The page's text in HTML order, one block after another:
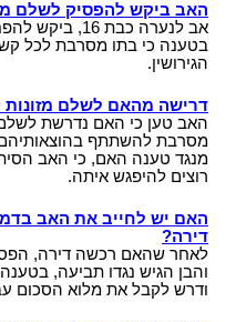
האב ביקש להפסיק לשלם
אב לנערה כבת
בטענה כי בתו מסרבת לכל
הגירושין.
דרישה מהאם לשלם מזונות
האב טען כי האם נדרשת לשלם
מסרבת להשתתף
מנגד טענה האם, כי האב
רוצים להיפגש איתה.
האם יש לחייב את האב
דירה?
לאחר שהאם רכשה דירה,
והבן הגיש נגדו תביעה,
ודרש לקבל את מלוא הסכום